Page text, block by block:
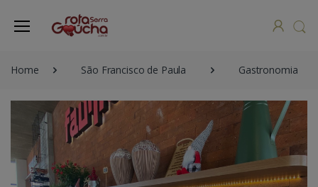
Home São Francisco de Paula Gastronomia